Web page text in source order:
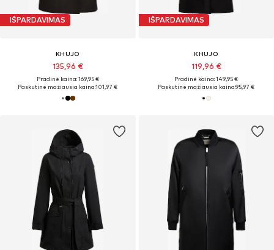
IŠPARDAVIMAS
KHUJO
135,96 €
Pradinė kaina: 169,95 €
Paskutinė mažiausia kaina:101,97 €
IŠPARDAVIMAS
KHUJO
119,96 €
Pradinė kaina: 149,95 €
Paskutinė mažiausia kaina:95,97 €